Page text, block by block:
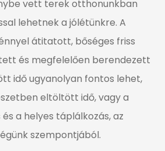
vett terek otthonunkban
lehetnek a jólétünkre. A
átitatott, bőséges friss
és megfelelően berendezett
idő ugyanolyan fontos lehet,
eltöltött idő, vagy a
a helyes táplálkozás, az
szempontjából.